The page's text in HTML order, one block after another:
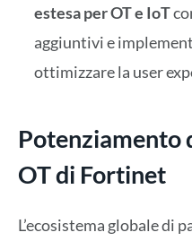
estesa per OT e IoT
aggiuntivi e
ottimizzare la user
Potenziamento
OT di Fortinet
L’ecosistema globale di